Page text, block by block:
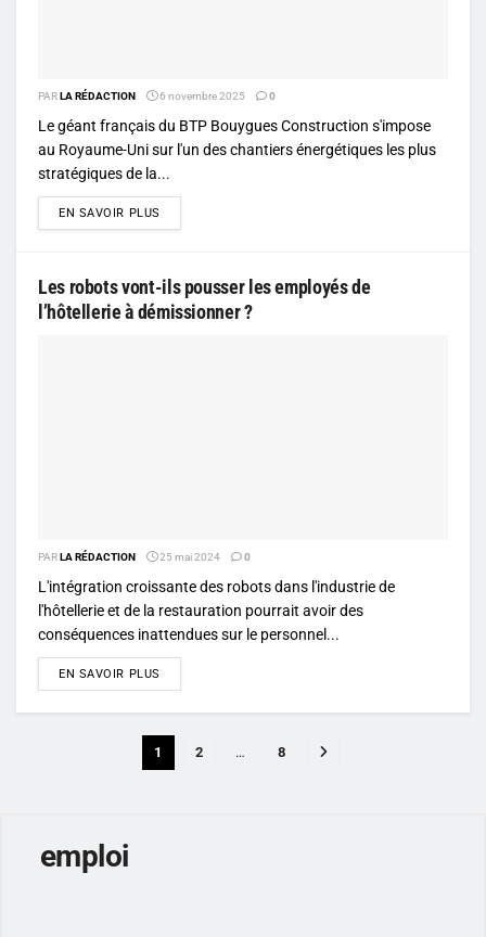
PARLA RÉDACTION 6 novembre 2025 0
Le géant français du BTP Bouygues Construction s'impose
au Royaume-Uni sur l'un des chantiers énergétiques les plus
stratégiques de la...
EN SAVOIR PLUS
Les robots vont-ils pousser les employés de
l’hôtellerie à démissionner ?
PARLA RÉDACTION 25 mai 2024 0
L'intégration croissante des robots dans l'industrie de
l'hôtellerie et de la restauration pourrait avoir des
conséquences inattendues sur le personnel...
EN SAVOIR PLUS
1 2 … 8
emploi